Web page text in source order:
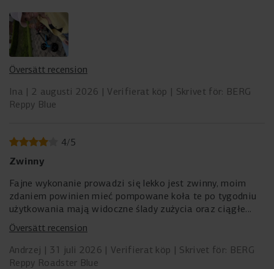
Översätt recension
Ina
2 augusti 2026 Verifierat köp
Skrivet för: BERG
Reppy Blue
4/5
Zwinny
Fajne wykonanie prowadzi się lekko jest zwinny, moim
zdaniem powinien mieć pompowane koła te po tygodniu
użytkowania mają widoczne ślady zużycia oraz ciągłe
wciskają się w nie małe kamyki. Siedzenie mogło by mieć
jeszcze jeden stopień regulacji tak aby dało się je dalej
odsunąć dla 6 latka jest za blisko.
Översätt recension
Andrzej
31 juli 2026 Verifierat köp
Skrivet för: BERG
Reppy Roadster Blue